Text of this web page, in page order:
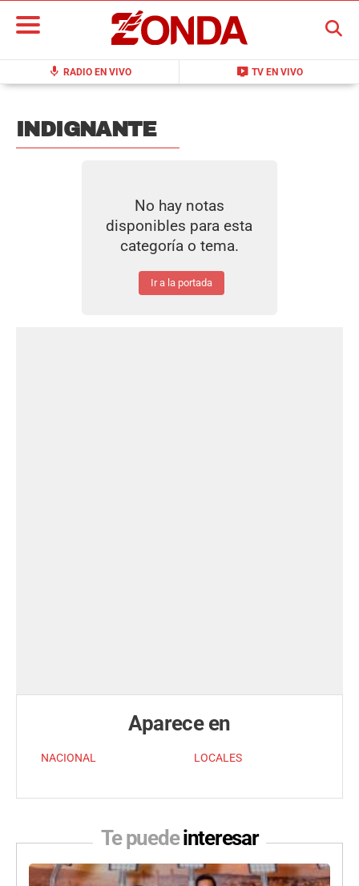
mic RADIO EN VIVO live_tv TV EN VIVO
BUSCAR
INDIGNANTE
No hay notas
disponibles para esta
categoría o tema.
Ir a la portada
Aparece en
NACIONAL LOCALES
Te puedeinteresar